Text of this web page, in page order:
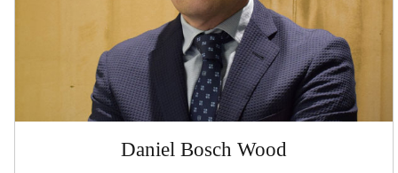
Daniel Bosch Wood